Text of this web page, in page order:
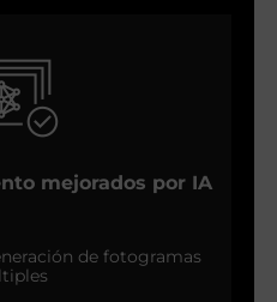
mejorados por IA
de fotogramas